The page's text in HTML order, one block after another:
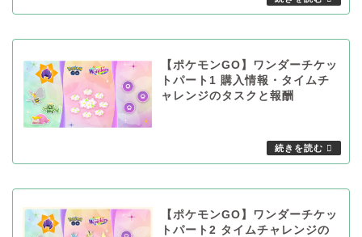
【ポケモンGO】ワンダーチケッ
トパート1 購入情報・タイムチ
ャレンジのタスクと報酬
【ポケモンGO】ワンダーチケッ
トパート2 タイムチャレンジの